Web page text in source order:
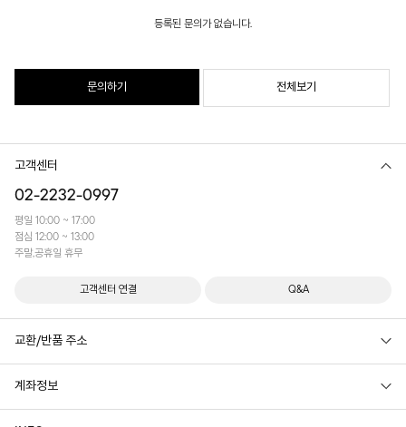
등록된 문의가 없습니다.
문의하기 전체보기
고객센터
02-2232-0997
평일 10:00 ~ 17:00
점심 12:00 ~ 13:00
주말,공휴일 휴무
고객센터 연결 Q&A
교환/반품 주소
계좌정보